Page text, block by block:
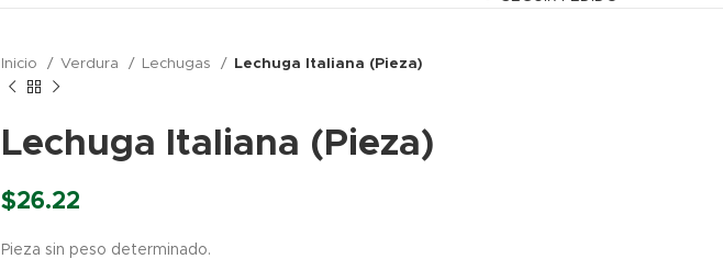
Inicio Verdura Lechugas Lechuga Italiana (Pieza)
Lechuga Italiana (Pieza)
$26.22
Pieza sin peso determinado.